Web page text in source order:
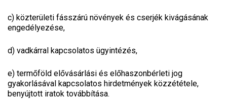
c) közterületi fásszárú növények és cserjék kivágásának
engedélyezése,
d) vadkárral kapcsolatos ügyintézés,
e) termőföld elővásárlási és előhaszonbérleti jog
gyakorlásával kapcsolatos hirdetmények közzététele,
benyújtott iratok továbbítása.